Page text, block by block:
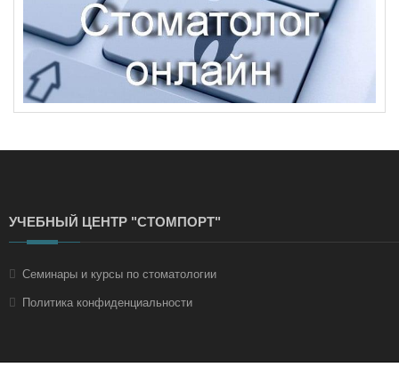
УЧЕБНЫЙ ЦЕНТР "СТОМПОРТ"
Семинары и курсы по стоматологии
Политика конфиденциальности